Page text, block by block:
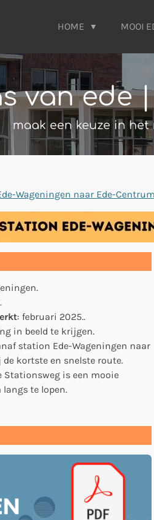
HOME MOOI
van ede
maak een keuze in
Wageningen naar Ede-Centrum
: februari 2025..
in beeld te krijgen.
station Ede-Wageningen naar
kortste en snelste route.
Stationsweg is een mooie
te lopen.